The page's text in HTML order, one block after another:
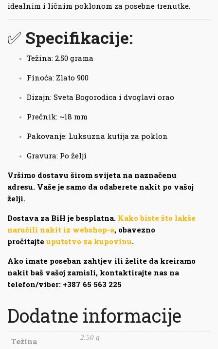
idealnim i ličnim poklonom za posebne trenutke.
✅ Specifikacije:
Težina: 2.50 grama
Finoća: Zlato 900
Dizajn: Sveta Bogorodica i dvoglavi orao
Prečnik: ~18 mm
Pakovanje: Luksuzna kutija za poklon
Gravura: Po želji
Vršimo dostavu širom svijeta na naznačenu
adresu. Vaše je samo da odaberete nakit po vašoj
želji.
Dostava za BiH je besplatna. Kako biste što lakše
naručili nakit iz webshop-a, obavezno
pročitajte uputstvo za kupovinu.
Ako imate poseban zahtjev ili želite da kreiramo
nakit baš vašoj zamisli, kontaktirajte nas na
telefon/viber: +387 65 563 225
Dodatne informacije
Težina 2.50 g